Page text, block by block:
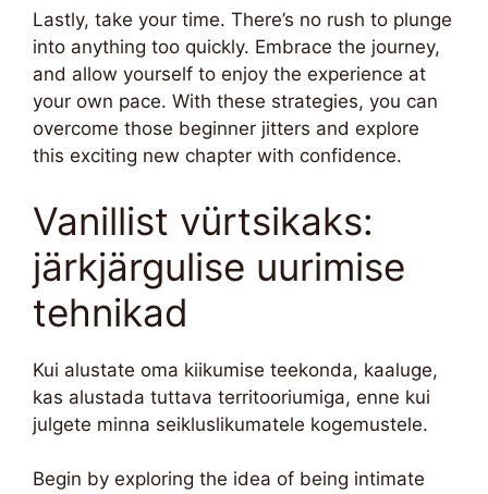
Lastly, take your time. There’s no rush to plunge
into anything too quickly. Embrace the journey,
and allow yourself to enjoy the experience at
your own pace. With these strategies, you can
overcome those beginner jitters and explore
this exciting new chapter with confidence.
Vanillist vürtsikaks:
järkjärgulise uurimise
tehnikad
Kui alustate oma kiikumise teekonda, kaaluge,
kas alustada tuttava territooriumiga, enne kui
julgete minna seikluslikumatele kogemustele.
Begin by exploring the idea of being intimate